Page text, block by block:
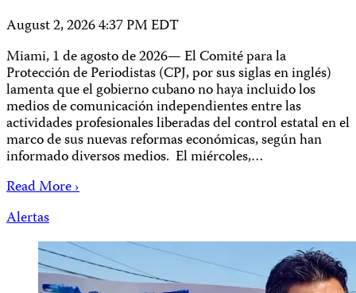
August 2, 2026 4:37 PM EDT
Miami, 1 de agosto de 2026— El Comité para la
Protección de Periodistas (CPJ, por sus siglas en inglés)
lamenta que el gobierno cubano no haya incluido los
medios de comunicación independientes entre las
actividades profesionales liberadas del control estatal en el
marco de sus nuevas reformas económicas, según han
informado diversos medios. El miércoles,…
Read More ›
Alertas